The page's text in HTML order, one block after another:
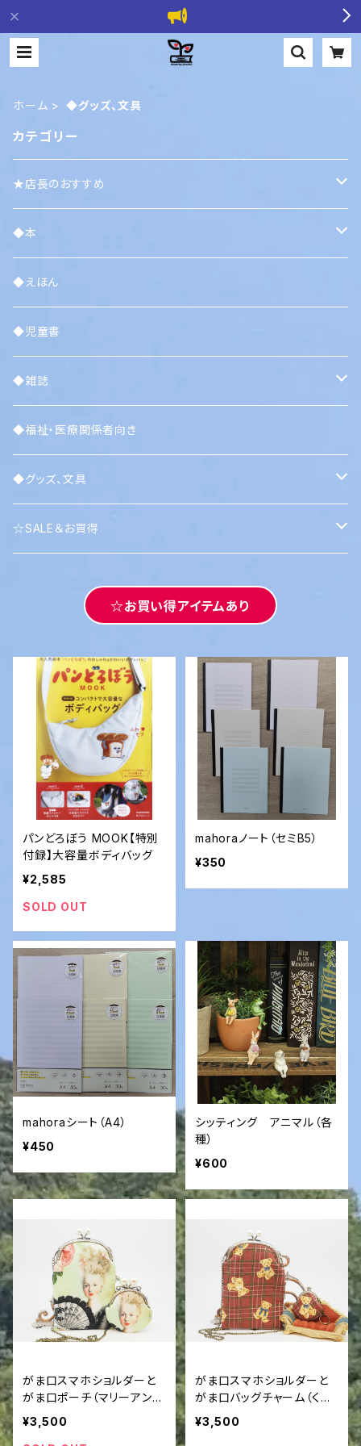
ホーム ◆グッズ、文具
カテゴリー
★店長のおすすめ
・注目している人
・大人にこそ知って欲しい
・若者に伝えたい
・その他
◆本
・気分で選ぶ
生きたい／死にたい
なおしたい
その他
・ジャンルで選ぶ
認知症、うつ、依存症
リハビリ、トレーニング
虐待、DV、ハラスメント
哲学、歴史
動物、自然、環境
建築、住まい
社会全般
経済
小説・文学
芸術、アート
料理、音楽、ファッション、趣味
その他
◆えほん
◆児童書
◆雑誌
・ビッグイシュー
◆福祉・医療関係者向き
◆グッズ、文具
・文房具
・アクセサリー
・その他
☆SALE＆お買得
☆お買い得アイテムあり
パンどろぼう MOOK【特別
付録】大容量ボディバッグ
¥2,585
SOLD OUT
mahoraノート（セミB5）
¥350
mahoraシート（A4）
¥450
シッティング アニマル（各
種）
¥600
がま口スマホショルダーと
がま口ポーチ（マリーアント
ワネットと扇）
¥3,500
がま口スマホショルダーと
がま口バッグチャーム（くま
さんチェック）
¥3,500